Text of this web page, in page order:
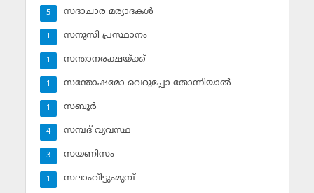
സദാചാര മര്യാദകള്‍
5
സനൂസി പ്രസ്ഥാനം
1
സന്താനരക്ഷയ്ക്ക്
1
സന്തോഷമോ വെറുപ്പോ തോന്നിയാല്‍
1
സബൂര്‍
1
സമ്പദ് വ്യവസ്ഥ
4
സയണിസം
3
സലാംവീട്ടുംമുമ്പ്
1